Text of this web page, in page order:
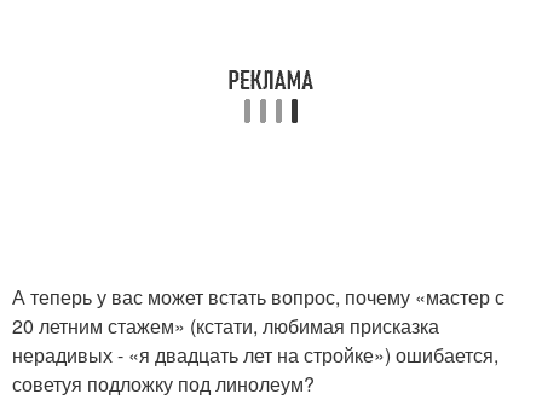
А теперь у вас может встать вопрос, почему «мастер с
20 летним стажем» (кстати, любимая присказка
нерадивых - «я двадцать лет на стройке») ошибается,
советуя подложку под линолеум?